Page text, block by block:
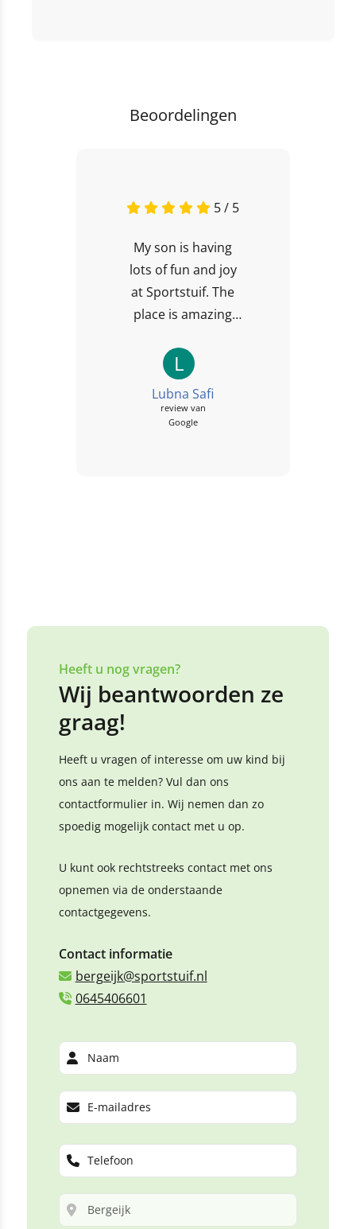
Beoordelingen
5 / 5
My son is having
lots of fun and joy
at Sportstuif. The
place is amazing
are nice 👍
L
Lubna Safi
review van
Google
Heeft u nog vragen?
Wij beantwoorden ze
graag!
Heeft u vragen of interesse om uw kind bij
ons aan te melden? Vul dan ons
contactformulier in. Wij nemen dan zo
spoedig mogelijk contact met u op.
U kunt ook rechtstreeks contact met ons
opnemen via de onderstaande
contactgegevens.
Contact informatie
bergeijk@sportstuif.nl
0645406601